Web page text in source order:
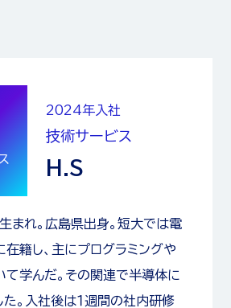
2024年入社
技術サービス
H.S
れ。広島県出身。短大では電
籍し、主にプログラミングや
て学んだ。その関連で半導体に
。入社後は１週間の社内研修